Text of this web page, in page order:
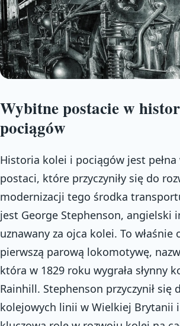
Wybitne postacie w
pociągów
Historia kolei i pociągów jest
postaci, które przyczyniły się do
modernizacji tego środka
jest George Stephenson, angielski
uznawany za ojca kolei. To właśnie
pierwszą parową lokomotywę,
która w 1829 roku wygrała słynny
Rainhill. Stephenson przyczynił się
kolejowych linii w Wielkiej Brytanii i